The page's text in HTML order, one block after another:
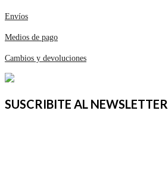
Envíos
Medios de pago
Cambios y devoluciones
SUSCRIBITE AL NEWSLETTER